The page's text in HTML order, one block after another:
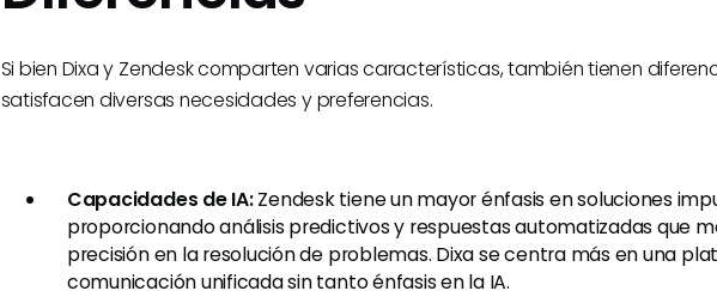
Si bien Dixa y Zendesk comparten varias características, también tienen
satisfacen diversas necesidades y preferencias.
Capacidades de IA:Zendesk tiene un mayor énfasis en soluciones
proporcionando análisis predictivos y respuestas automatizadas que
precisión en la resolución de problemas. Dixa se centra más en una
comunicación unificada sin tanto énfasis en la IA.